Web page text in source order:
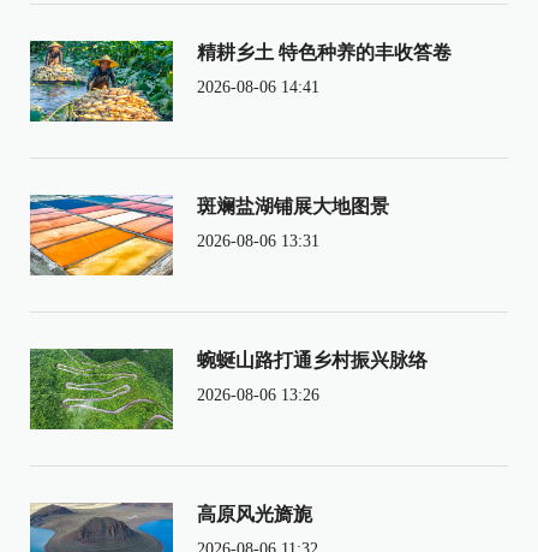
精耕乡土 特色种养的丰收答卷
2026-08-06 14:41
斑斓盐湖铺展大地图景
2026-08-06 13:31
蜿蜒山路打通乡村振兴脉络
2026-08-06 13:26
高原风光旖旎